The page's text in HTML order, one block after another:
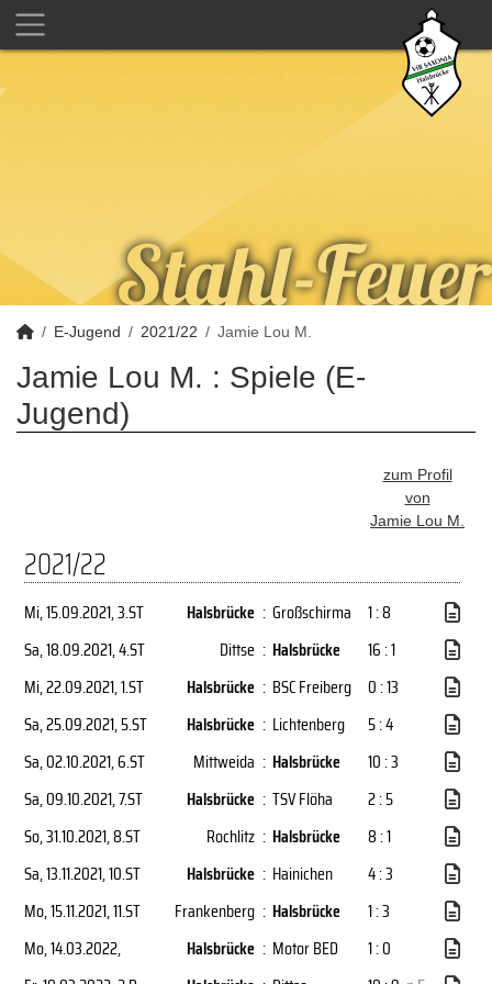
E-Jugend 2021/22 Jamie Lou M.
Jamie Lou M. : Spiele (E-
Jugend)
zum Profil
von
Jamie Lou M.
2021/22
Mi, 15.09.2021, 3.ST Halsbrücke : Großschirma
1 : 8
Sa, 18.09.2021, 4.ST Dittse : Halsbrücke
16 : 1
Mi, 22.09.2021, 1.ST Halsbrücke : BSC Freiberg 0 : 13
Sa, 25.09.2021, 5.ST Halsbrücke : Lichtenberg
5 : 4
Sa, 02.10.2021, 6.ST Mittweida : Halsbrücke
10 : 3
Sa, 09.10.2021, 7.ST Halsbrücke : TSV Flöha
2 : 5
So, 31.10.2021, 8.ST Rochlitz : Halsbrücke
8 : 1
Sa, 13.11.2021, 10.ST Halsbrücke : Hainichen
4 : 3
Mo, 15.11.2021, 11.ST Frankenberg : Halsbrücke
1 : 3
Mo, 14.03.2022, Halsbrücke : Motor BED
1 : 0